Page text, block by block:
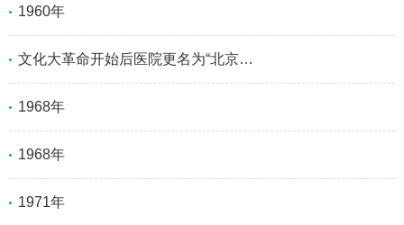
1960年
文化大革命开始后医院更名为“北京市工农兵医院”
1968年
1968年
1971年